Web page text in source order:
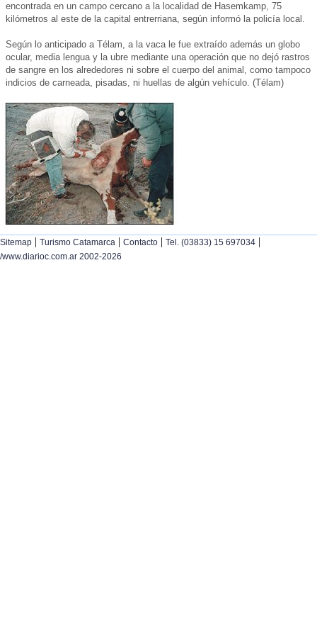
encontrada en un campo cercano a la localidad de Hasemkamp, 75
kilómetros al este de la capital entrerriana, según informó la policía local.
Según lo anticipado a Télam, a la vaca le fue extraído además un globo
ocular, media lengua y la ubre mediante una operación que no dejó rastros
de sangre en los alrededores ni sobre el cuerpo del animal, como tampoco
indicios de carneada, pisadas, ni huellas de algún vehículo. (Télam)
Sitemap | Turismo Catamarca | Contacto | Tel. (03833) 15 697034 |
/www.diarioc.com.ar 2002-2026